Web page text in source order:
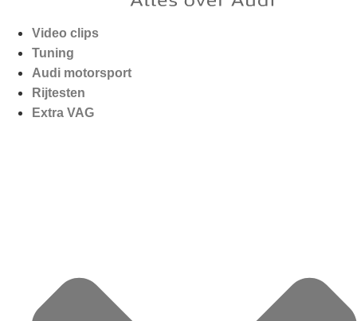
Video clips
Tuning
Audi motorsport
Rijtesten
Extra VAG